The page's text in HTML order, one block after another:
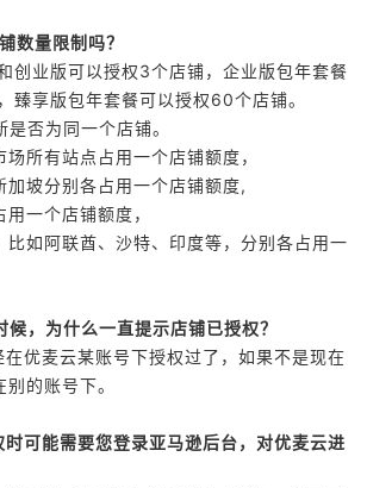
数量限制吗？
创业版可以授权3个店铺，企业版包年套餐
臻享版包年套餐可以授权60个店铺。
否为同一个店铺。
所有站点占用一个店铺额度，
加坡分别各占用一个店铺额度,
一个店铺额度，
比如阿联酋、沙特、印度等，分别各占用一
，为什么一直提示店铺已授权？
优麦云某账号下授权过了，如果不是现在
的账号下。
可能需要您登录亚马逊后台，对优麦云进